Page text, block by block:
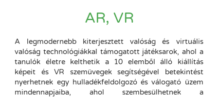
AR, VR
A legmodernebb kiterjesztett valóság és virtuális
valóság technológiákkal támogatott játéksarok, ahol a
tanulók életre kelthetik a 10 elemből álló kiállítás
képeit és VR szemüvegek segítségével betekintést
nyerhetnek egy hulladékfeldolgozó és válogató üzem
mindennapjaiba, ahol szembesülhetnek a